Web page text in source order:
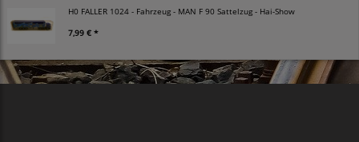
H0 FALLER 1024 - Fahrzeug - MAN F 90 Sattelzug - Hai-Show
7,99 € *